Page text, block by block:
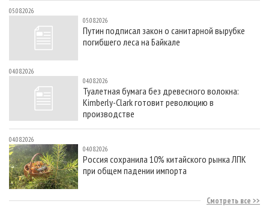
05.08.2026
05.08.2026
Путин подписал закон о санитарной вырубке
погибшего леса на Байкале
04.08.2026
04.08.2026
Туалетная бумага без древесного волокна:
Kimberly-Clark готовит революцию в
производстве
04.08.2026
04.08.2026
Россия сохранила 10% китайского рынка ЛПК
при общем падении импорта
Смотреть все